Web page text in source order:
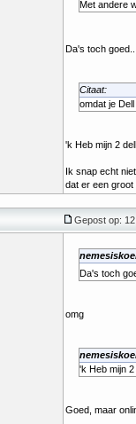
Met andere
Da's toch
Citaat:
omdat je
'k Heb mijn 2
Ik snap echt
dat er een groot
Gepost op:
Da's toch
omg
'k Heb mijn
Goed, maar